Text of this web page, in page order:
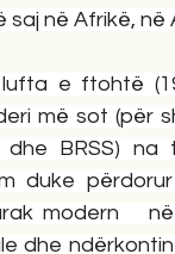
në Afrikë, në
e ftohtë
më sot (për
dhe BRSS)
duke
modern
dhe